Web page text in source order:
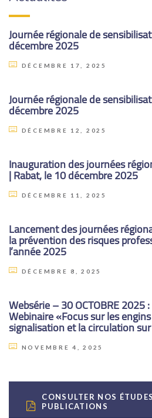
Journée régionale de
décembre 2025
DÉCEMBRE 17, 2025
Journée régionale de
décembre 2025
DÉCEMBRE 12, 2025
Inauguration des journées
| Rabat, le 10 décembre 2025
DÉCEMBRE 11, 2025
Lancement des journées
la prévention des risques
l’année 2025
DÉCEMBRE 8, 2025
Websérie – 30 OCTOBRE
Webinaire «Focus sur les
signalisation et la circulation
NOVEMBRE 4, 2025
CONSULTER NOS
PUBLICATIONS